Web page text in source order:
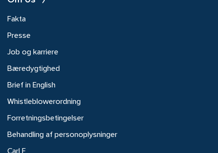
Fakta
Presse
Job og karriere
Bæredygtighed
Brief in English
Whistleblowerordning
Forretningsbetingelser
Behandling af personoplysninger